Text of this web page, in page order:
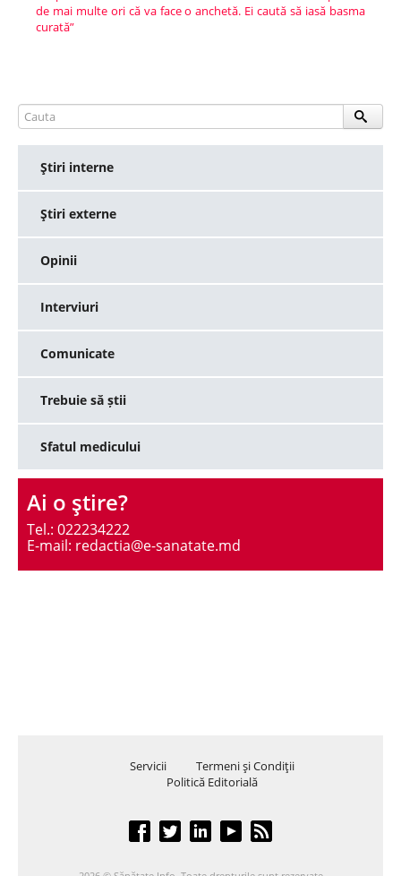
de mai multe ori că va face o anchetă. Ei caută să iasă basma
curată”
Ştiri interne
Ştiri externe
Opinii
Interviuri
Comunicate
Trebuie să știi
Sfatul medicului
Ai o ştire?
Tel.: 022234222
E-mail: redactia@e-sanatate.md
Servicii
Termeni şi Condiţii
Politică Editorială